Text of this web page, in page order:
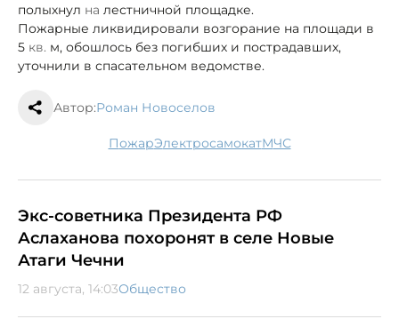
полыхнул на лестничной площадке.
Пожарные ликвидировали возгорание на площади в
5 кв. м, обошлось без погибших и пострадавших,
уточнили в спасательном ведомстве.
Автор:Роман Новоселов
пожар электросамокат МЧС
Экс-советника Президента РФ
Аслаханова похоронят в селе Новые
Атаги Чечни
12 августа, 14:03Общество